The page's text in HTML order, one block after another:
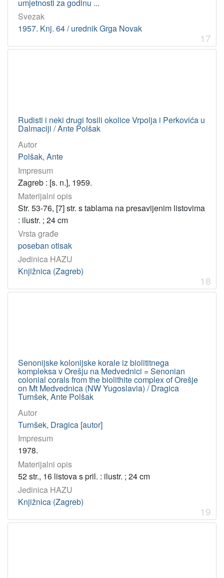
umjetnosti za godinu ...
Svezak
1957. Knj. 64 / urednik Grga Novak
17
Rudisti i neki drugi fosili okolice Vrpolja i Perkovića u
Dalmaciji / Ante Polšak
Autor
Polšak, Ante
Impresum
Zagreb : [s. n.], 1959.
Materijalni opis
Str. 53-76, [7] str. s tablama na presavijenim listovima
: ilustr. ; 24 cm
Vrsta građe
poseban otisak
Jedinica HAZU
Knjižnica (Zagreb)
18
Senonijske kolonijske korale iz biolititnega
kompleksa v Orešju na Medvednici = Senonian
colonial corals from the biolithite complex of Orešje
on Mt Medvednica (NW Yugoslavia) / Dragica
Turnšek, Ante Polšak
Autor
Turnšek, Dragica [autor]
Impresum
1978.
Materijalni opis
52 str., 16 listova s pril. : ilustr. ; 24 cm
Jedinica HAZU
Knjižnica (Zagreb)
19